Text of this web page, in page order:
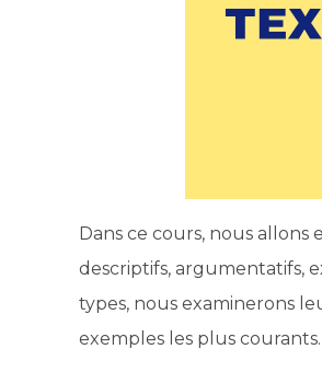
Dans ce cours, nous allons
descriptifs, argumentatifs,
types, nous examinerons
exemples les plus courants.